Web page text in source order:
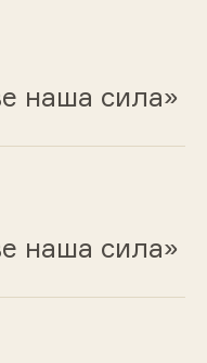
наша сила»
наша сила»